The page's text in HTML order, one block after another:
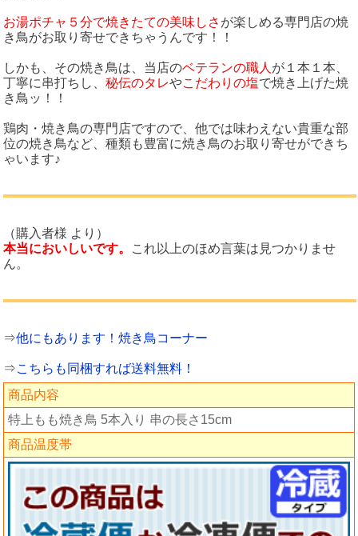
お湯ポチャ５分で焼きたての美味しさ が楽しめる専門店の焼
き鳥がお取り寄せできちゃうんです！！
しかも、その焼き鳥は、当店のベテランの職人 が１本１本、
丁寧に串打ちし、 秘伝のタレやこだわりの塩で焼き上げた焼
き鳥ッ！！
鶏肉・焼き鳥の専門店ですので、他では味わえない貴重な部
位の焼き鳥など、種類も豊富に焼き鳥のお取り寄せができち
ゃいます♪
（購入者様 より）
本当においしいです。
これ以上のほめ言葉は見つかりませ
ん。
⇒他にもあります！焼き鳥コーナー
⇒こちらも同梱すれば送料無料！
商品内容
特上もも焼き鳥 5本入り 串の長さ15cm
商品温度帯